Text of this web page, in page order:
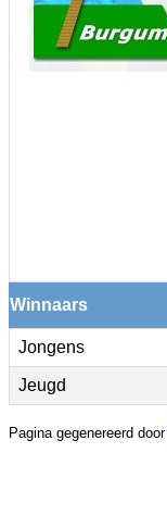
Winnaars
Jongens
Jeugd
Pagina gegenereerd door